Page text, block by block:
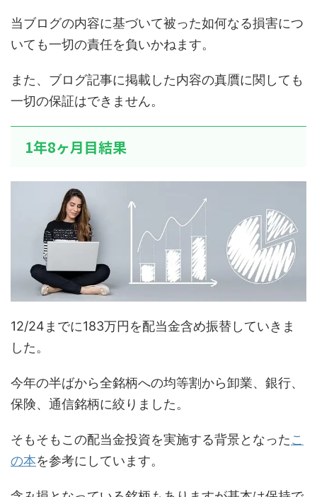
当ブログの内容に基づいて被った如何なる損害につ
いても一切の責任を負いかねます。
また、ブログ記事に掲載した内容の真贋に関しても
一切の保証はできません。
1年8ヶ月目結果
12/24までに183万円を配当金含め振替していきま
した。
今年の半ばから全銘柄への均等割から卸業、銀行、
保険、通信銘柄に絞りました。
そもそもこの配当金投資を実施する背景となったこ
の本を参考にしています。